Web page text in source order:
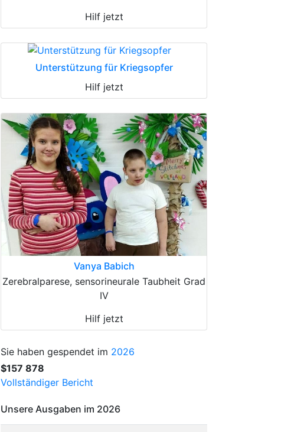
Hilf jetzt
Unterstützung für Kriegsopfer
Hilf jetzt
Vanya Babich
Zerebralparese, sensorineurale Taubheit Grad
IV
Hilf jetzt
Sie haben gespendet im 2026
$157 878
Vollständiger Bericht
Unsere Ausgaben im 2026